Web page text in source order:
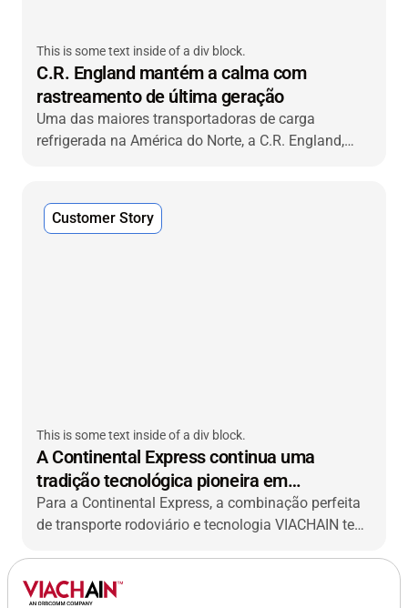
This is some text inside of a div block.
C.R. England mantém a calma com
rastreamento de última geração
Uma das maiores transportadoras de carga
refrigerada na América do Norte, a C.R. England,
frigoríficos de ponta a ponta que ofereceu novas
funcionalidades e um rápido retorno sobre o
Customer Story
This is some text inside of a div block.
A Continental Express continua uma
tradição tecnológica pioneira em
transporte rodoviário
Para a Continental Express, a combinação perfeita
de transporte rodoviário e tecnologia VIACHAIN tem